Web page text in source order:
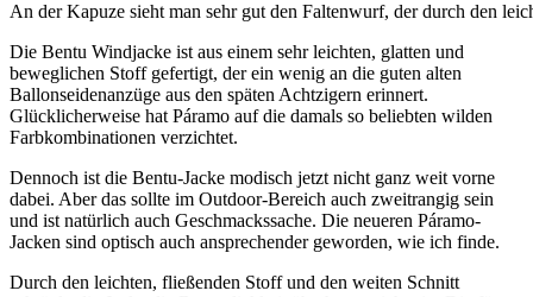
An der Kapuze sieht man sehr gut den Faltenwurf, der durch den
Die Bentu Windjacke ist aus einem sehr leichten, glatten und
beweglichen Stoff gefertigt, der ein wenig an die guten alten
Ballonseidenanzüge aus den späten Achtzigern erinnert.
Glücklicherweise hat Páramo auf die damals so beliebten wilden
Farbkombinationen verzichtet.
Dennoch ist die Bentu-Jacke modisch jetzt nicht ganz weit vorne
dabei. Aber das sollte im Outdoor-Bereich auch zweitrangig sein
und ist natürlich auch Geschmackssache. Die neueren Páramo-
Jacken sind optisch auch ansprechender geworden, wie ich finde.
Durch den leichten, fließenden Stoff und den weiten Schnitt